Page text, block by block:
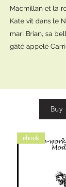
Macmillan et la
Kate vit dans le
mari Brian, sa
gâté appelé
Buy
ebook